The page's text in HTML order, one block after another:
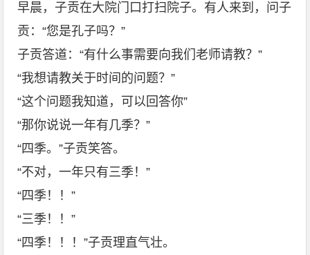
早晨，子贡在大院门口打扫院子。有人来到，问子
贡：“您是孔子吗？”
子贡答道：“有什么事需要向我们老师请教？”
“我想请教关于时间的问题？”
“这个问题我知道，可以回答你”
“那你说说一年有几季？”
“四季。”子贡笑答。
“不对，一年只有三季！”
“四季！！”
“三季！！”
“四季！！！”子贡理直气壮。